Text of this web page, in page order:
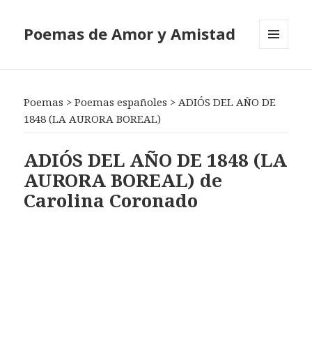
Poemas de Amor y Amistad
Poemas >Poemas españoles >ADIÓS DEL AÑO DE
1848 (LA AURORA BOREAL)
ADIÓS DEL AÑO DE 1848 (LA
AURORA BOREAL) de
Carolina Coronado